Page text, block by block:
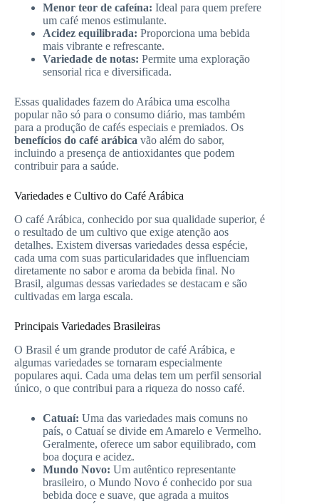
Menor teor de cafeína: Ideal para quem prefere
um café menos estimulante.
Acidez equilibrada: Proporciona uma bebida
mais vibrante e refrescante.
Variedade de notas: Permite uma exploração
sensorial rica e diversificada.
Essas qualidades fazem do Arábica uma escolha
popular não só para o consumo diário, mas também
para a produção de cafés especiais e premiados. Os
benefícios do café arábica vão além do sabor,
incluindo a presença de antioxidantes que podem
contribuir para a saúde.
Variedades e Cultivo do Café Arábica
O café Arábica, conhecido por sua qualidade superior, é
o resultado de um cultivo que exige atenção aos
detalhes. Existem diversas variedades dessa espécie,
cada uma com suas particularidades que influenciam
diretamente no sabor e aroma da bebida final. No
Brasil, algumas dessas variedades se destacam e são
cultivadas em larga escala.
Principais Variedades Brasileiras
O Brasil é um grande produtor de café Arábica, e
algumas variedades se tornaram especialmente
populares aqui. Cada uma delas tem um perfil sensorial
único, o que contribui para a riqueza do nosso café.
Catuaí: Uma das variedades mais comuns no
país, o Catuaí se divide em Amarelo e Vermelho.
Geralmente, oferece um sabor equilibrado, com
boa doçura e acidez.
Mundo Novo: Um autêntico representante
brasileiro, o Mundo Novo é conhecido por sua
bebida doce e suave, que agrada a muitos